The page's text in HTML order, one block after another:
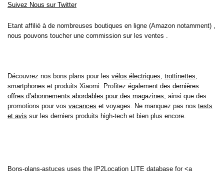
Suivez Nous sur Twitter
Etant affilié à de nombreuses boutiques en ligne (Amazon notamment) ,
nous pouvons toucher une commission sur les ventes .
Découvrez nos bons plans pour les vélos électriques trottinettes
smartphones et produits Xiaomi. Profitez également des dernières
offres d’abonnements abordables pour des magazines , ainsi que des
promotions pour vos vacances et voyages. Ne manquez pas nos tests
et avis sur les derniers produits high-tech et bien plus encore.
Bons-plans-astuces uses the IP2Location LITE database for <a